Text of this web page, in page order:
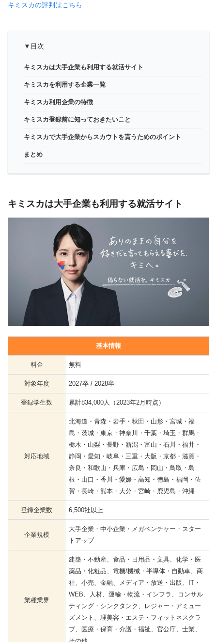
キミスカの評判はこちら
▼目次
キミスカは大手企業も利用する就活サイト
キミスカを利用する企業一覧
キミスカ利用企業の特徴
キミスカ登録前に知っておきたいこと
キミスカで大手企業からスカウトを貰うためのポイント
まとめ
キミスカは大手企業も利用する就活サイト
基本情報
料金 無料
対象年度 2027卒 / 2028卒
登録学生数 累計834,000人（2023年2月時点）
対応地域
北海道・青森・岩手・秋田・山形・宮城・福
島・茨城・東京・神奈川・千葉・埼玉・群馬・
栃木・山梨・長野・新潟・富山・石川・福井・
静岡・愛知・岐阜・三重・大阪・京都・滋賀・
奈良・和歌山・兵庫・広島・岡山・鳥取・島
根・山口・香川・愛媛・高知・徳島・福岡・佐
賀・長崎・熊本・大分・宮崎・鹿児島・沖縄
登録企業数 6,500社以上
企業規模
大手企業・中小企業・メガベンチャー・スター
トアップ
業種業界
建築・不動産、食品・日用品・文具、化学・医
薬品・化粧品、電機/機械・半導体・自動車、商
社、小売、金融、メディア・放送・出版、IT・
WEB、人材、運輸・物流・インフラ、コンサル
ティング・シンクタンク、レジャー・アミュー
ズメント、理美容・エステ・フィットネスクラ
ブ、医療・保育・介護・福祉、官公庁、士業、